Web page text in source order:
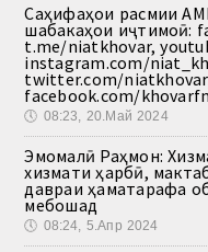
Саҳифаҳои расмии
шабакаҳои иҷтимоӣ:
t.me/niatkhovar,
instagram.com/
twitter.com/
facebook.com/
🕔 08:23, 20.Май 2024
Эмомалӣ Раҳмон:
хизмати ҳарбӣ,
давраи ҳаматарафа
мебошад
🕔 08:24, 5.Апр 2024